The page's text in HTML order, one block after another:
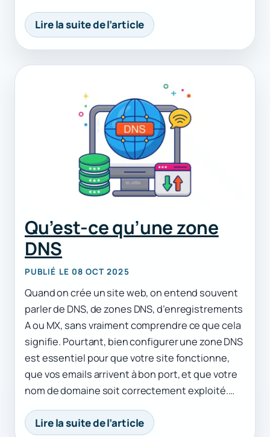
Lire la suite de l’article
Qu’est-ce qu’une zone
DNS
PUBLIÉ LE 08 OCT 2025
Quand on crée un site web, on entend souvent
parler de DNS, de zones DNS, d’enregistrements
A ou MX, sans vraiment comprendre ce que cela
signifie. Pourtant, bien configurer une zone DNS
est essentiel pour que votre site fonctionne,
que vos emails arrivent à bon port, et que votre
nom de domaine soit correctement exploité.…
Lire la suite de l’article